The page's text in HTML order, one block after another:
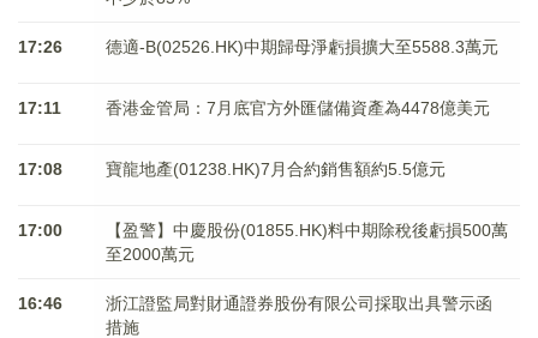
17:26 德適-B(02526.HK)中期歸母淨虧損擴大至5588.3萬元
17:11 香港金管局：7月底官方外匯儲備資產為4478億美元
17:08 寶龍地產(01238.HK)7月合約銷售額約5.5億元
17:00
【盈警】中慶股份(01855.HK)料中期除稅後虧損500萬
至2000萬元
16:46
浙江證監局對財通證券股份有限公司採取出具警示函
措施